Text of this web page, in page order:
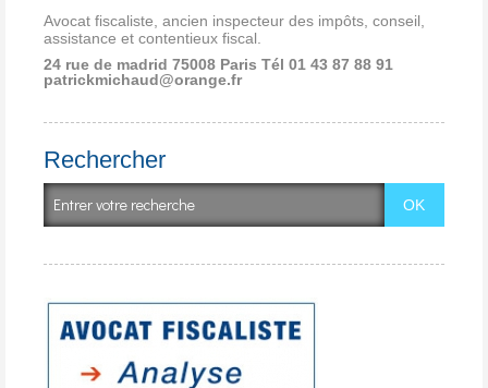
Avocat fiscaliste, ancien inspecteur des impôts, conseil,
assistance et contentieux fiscal.
24 rue de madrid 75008 Paris Tél 01 43 87 88 91
patrickmichaud@orange.fr
Rechercher